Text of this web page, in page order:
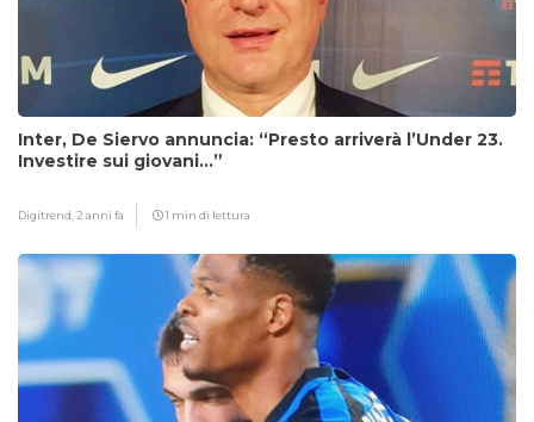
Inter, De Siervo annuncia: “Presto arriverà l’Under 23.
Investire sui giovani…”
Digitrend, 2 anni fa 1 min di lettura